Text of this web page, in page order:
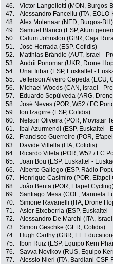
46.
Victor Langellotti (MON, Burgos-
47.
Alessandro Fancellu (ITA,
48.
Alex Molenaar (NED, Burgos-BH)
49.
Samuel Blanco (ESP, Atum
50.
Calum Johnston (GBR, Caja
51.
José Herrada (ESP, Cofidis)
52.
Matthias Brändle (AUT, Israel -
53.
Andrii Ponomar (UKR, Drone
54.
Unai Iribar (ESP, Euskaltel -
55.
Jefferson Alveiro Cepeda (ECU,
56.
Michael Woods (CAN, Israel -
57.
Eduardo Sepúlveda (ARG,
58.
José Neves (POR, W52 / FC
59.
Ion Izagirre (ESP, Cofidis)
60.
Nelson Oliveira (POR, Movistar
61.
Ibai Azurmendi (ESP, Euskaltel -
62.
Francisco Guerreiro (POR,
63.
Davide Villella (ITA, Cofidis)
64.
Ricardo Vilela (POR, W52 / FC
65.
Joan Bou (ESP, Euskaltel -
66.
Alberto Gallego (ESP, Rádio
67.
Henrique Casimiro (POR, Efapel
68.
João Benta (POR, Efapel
69.
Santiago Mesa (COL, Manuela
70.
Simone Ravanelli (ITA, Drone
71.
Asier Etxeberria (ESP, Euskaltel
72.
Alessandro De Marchi (ITA,
73.
Simon Geschke (GER, Cofidis)
74.
Hugh Carthy (GBR, EF
75.
Ibon Ruiz (ESP, Equipo Kern
76.
Savva Novikov (RUS, Equipo
77.
Alessio Nieri (ITA, Bardiani-CSF-